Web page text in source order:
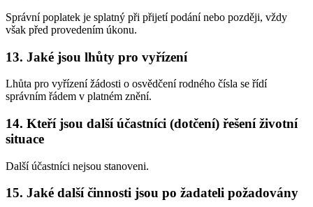
Správní poplatek je splatný při přijetí podání nebo později, vždy
však před provedením úkonu.
13. Jaké jsou lhůty pro vyřízení
Lhůta pro vyřízení žádosti o osvědčení rodného čísla se řídí
správním řádem v platném znění.
14. Kteří jsou další účastníci (dotčení) řešení životní
situace
Další účastníci nejsou stanoveni.
15. Jaké další činnosti jsou po žadateli požadovány